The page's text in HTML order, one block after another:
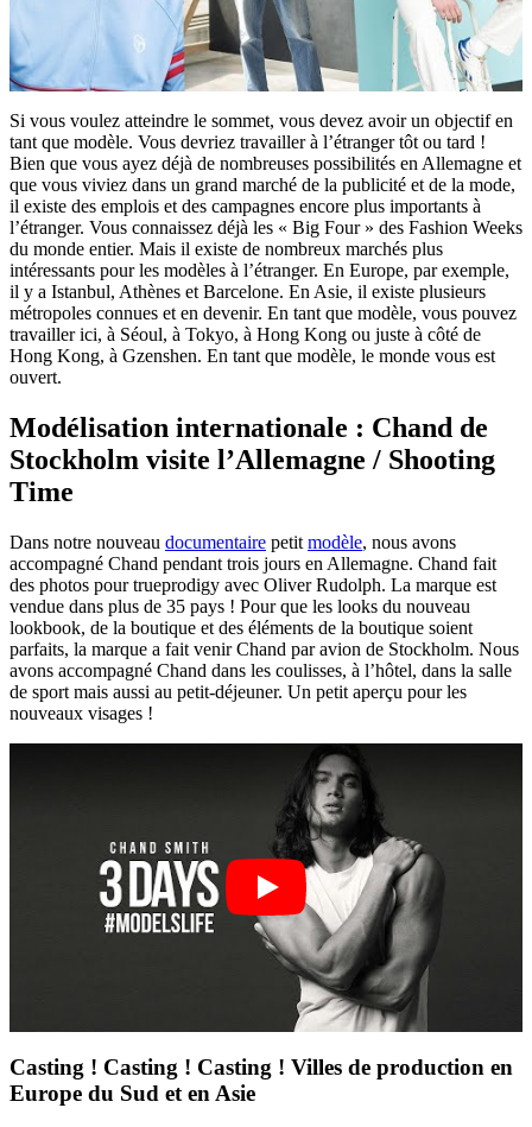
Si vous voulez atteindre le sommet, vous devez avoir un objectif en
tant que modèle. Vous devriez travailler à l’étranger tôt ou tard !
Bien que vous ayez déjà de nombreuses possibilités en Allemagne et
que vous viviez dans un grand marché de la publicité et de la mode,
il existe des emplois et des campagnes encore plus importants à
l’étranger. Vous connaissez déjà les « Big Four » des Fashion Weeks
du monde entier. Mais il existe de nombreux marchés plus
intéressants pour les modèles à l’étranger. En Europe, par exemple,
il y a Istanbul, Athènes et Barcelone. En Asie, il existe plusieurs
métropoles connues et en devenir. En tant que modèle, vous pouvez
travailler ici, à Séoul, à Tokyo, à Hong Kong ou juste à côté de
Hong Kong, à Gzenshen. En tant que modèle, le monde vous est
ouvert.
Modélisation internationale : Chand de
Stockholm visite l’Allemagne / Shooting
Time
Dans notre nouveau documentaire petit modèle, nous avons
accompagné Chand pendant trois jours en Allemagne. Chand fait
des photos pour trueprodigy avec Oliver Rudolph. La marque est
vendue dans plus de 35 pays ! Pour que les looks du nouveau
lookbook, de la boutique et des éléments de la boutique soient
parfaits, la marque a fait venir Chand par avion de Stockholm. Nous
avons accompagné Chand dans les coulisses, à l’hôtel, dans la salle
de sport mais aussi au petit-déjeuner. Un petit aperçu pour les
nouveaux visages !
Casting ! Casting ! Casting ! Villes de production en
Europe du Sud et en Asie